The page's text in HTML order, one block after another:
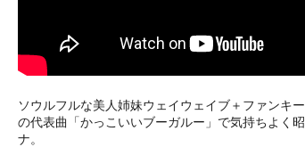
ソウルフルな美人姉妹ウェイウェイブ＋ファンキ
の代表曲「かっこいいブーガルー」で気持ちよく
ナ。